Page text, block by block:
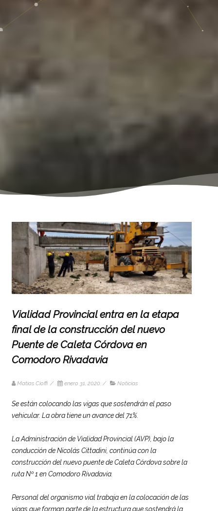
Vialidad Provincial entra en la etapa
final de la construcción del nuevo
Puente de Caleta Córdova en
Comodoro Rivadavia
Matias Cioffi / enero 31, 2020 / Noticias
Se están colocando las vigas que sostendrán el paso
vehicular. La obra tiene un avance del 71%.
La Administración de Vialidad Provincial (AVP), bajo la
conducción de Nicolás Cittadini, continúa con la
construcción del nuevo puente de Caleta Córdova sobre la
ruta Nº 1 en Comodoro Rivadavia.
Personal del organismo vial trabaja en la colocación de las
vigas que forman parte de la estructura que sostendrá la